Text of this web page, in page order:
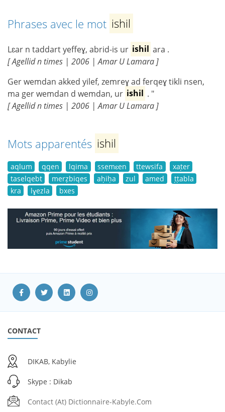
Phrases avec le mot ishil
Lɛar n taddart yeffeɣ, abrid-is ur ishil ara .
[ Agellid n times | 2006 | Amar U Lamara ]
Ger wemdan akked yilef, zemreɣ ad ferqeɣ tikli nsen,
ma ger wemdan d wemdan, ur ishil . "
[ Agellid n times | 2006 | Amar U Lamara ]
Mots apparentés ishil
aqlum qqen lqima ssemɛen ttewsifa
xaṭer
taselqebt
merẓbiqes aḥiḥa zul amed
ṭṭabla
kra
lɣezla bxes
CONTACT
DIKAB, Kabylie
Skype : Dikab
Contact (at) Dictionnaire-Kabyle.com